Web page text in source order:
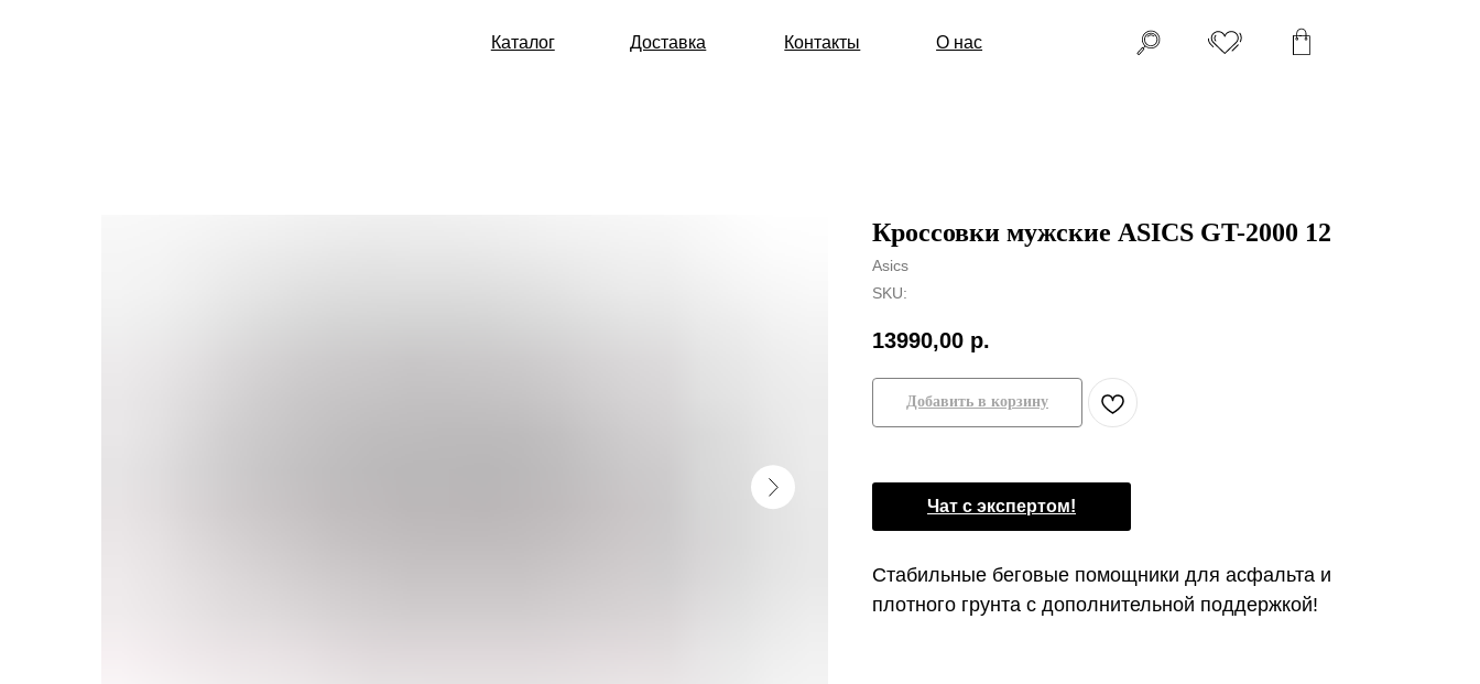
Каталог Контакты О нас
Кроссовки мужские ASICS GT-2000 12
Asics
SKU:
13990,00 р.
Добавить в корзину
Чат с экспертом!
Cтабильные беговые помощники для асфальта и
плотного грунта с дополнительной поддержкой!